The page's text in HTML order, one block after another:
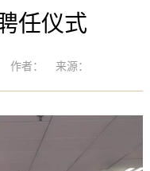
任仪式
作者： 来源：